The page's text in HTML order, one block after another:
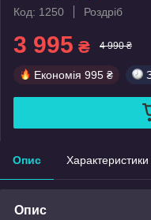
Код: 1250
Роздріб
3 995 ₴ 4 990 ₴
Економія 995 ₴
Опис Характеристики
Опис